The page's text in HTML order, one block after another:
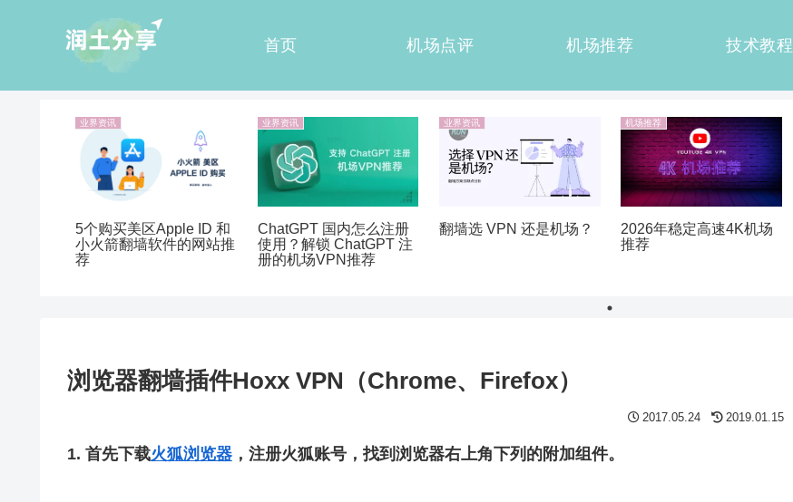
首页 机场点评 机场推荐 技术教程
业界资讯
5个购买美区Apple ID 和
小火箭翻墙软件的网站推
荐
业界资讯
ChatGPT 国内怎么注册
使用？解锁 ChatGPT 注
册的机场VPN推荐
业界资讯
翻墙选 VPN 还是机场？
机场推荐
2026年稳定高速4K机场
推荐
浏览器翻墙插件Hoxx VPN（Chrome、Firefox）
2017.05.24 2019.01.15
1. 首先下载火狐浏览器 ，注册火狐账号，找到浏览器右上角下列的附加组件。